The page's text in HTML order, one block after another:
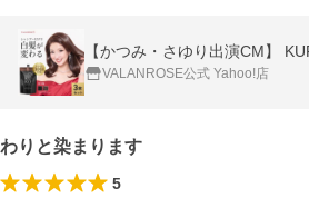
【かつみ・さゆり出演CM】
VALANROSE公式 Yahoo!店
わりと染まります
5